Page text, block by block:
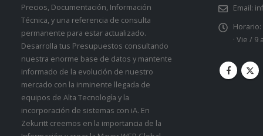
Precios, Documentación, Información
Técnica, y una referencia de consulta
permanente para estar actualizado.
Desarrolla tus Presupuestos consultando
nuestra enorme base de datos y mantente
informado de la evolución de nuestro
mercado con la inminente llegada de
equipos de Alta Tecnología y la
incorporación de sistemas con iA. En
Zekuritt creemos en la importancia de la
Email:
Horario:
· Vie / 9